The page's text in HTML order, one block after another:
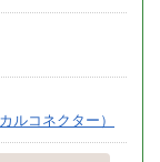
ルコネクター）